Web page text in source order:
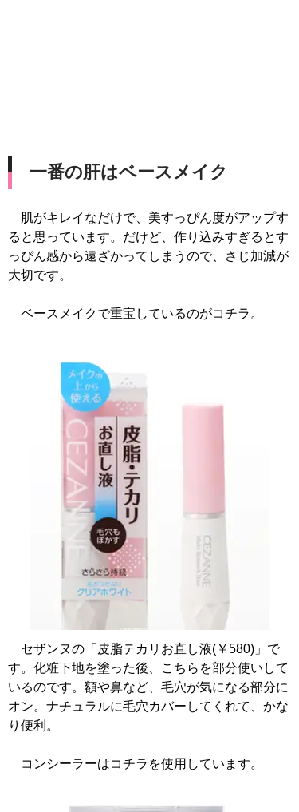
一番の肝はベースメイク
肌がキレイなだけで、美すっぴん度がアップす
ると思っています。だけど、作り込みすぎるとす
っぴん感から遠ざかってしまうので、さじ加減が
大切です。
ベースメイクで重宝しているのがコチラ。
セザンヌの「皮脂テカリお直し液(￥580)」で
す。化粧下地を塗った後、こちらを部分使いして
いるのです。額や鼻など、毛穴が気になる部分に
オン。ナチュラルに毛穴カバーしてくれて、かな
り便利。
コンシーラーはコチラを使用しています。